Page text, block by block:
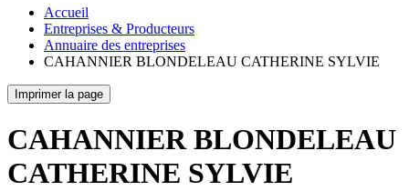
Accueil
Entreprises & Producteurs
Annuaire des entreprises
CAHANNIER BLONDELEAU CATHERINE SYLVIE
Imprimer la page
CAHANNIER BLONDELEAU
CATHERINE SYLVIE